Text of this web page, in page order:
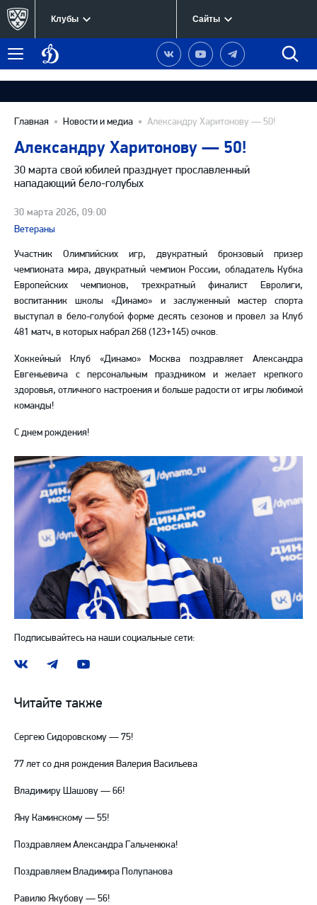
Клубы Сайты
Меню
Динамо
Москва
Наша
группа
Вконтакте
Наш
канал
YouTube
Наш
канал
Telegram
Главная Новости и медиа Александру Харитонову — 50!
Александру Харитонову — 50!
30 марта свой юбилей празднует прославленный
нападающий бело-голубых
30 марта 2026, 09:00
Ветераны
Участник Олимпийских игр, двукратный бронзовый призер
чемпионата мира, двукратный чемпион России, обладатель Кубка
Европейских чемпионов, трехкратный финалист Евролиги,
воспитанник школы «Динамо» и заслуженный мастер спорта
выступал в бело-голубой форме десять сезонов и провел за Клуб
481 матч, в которых набрал 268 (123+145) очков.
Хоккейный Клуб «Динамо» Москва поздравляет Александра
Евгеньевича с персональным праздником и желает крепкого
здоровья, отличного настроения и больше радости от игры любимой
команды!
С днем рождения!
Подписывайтесь на наши социальные сети:
Наша
ВКонтакте
Наш
в
Telegram
Наш
YouTube
Читайте также
Сергею Сидоровскому — 75!
77 лет со дня рождения Валерия Васильева
Владимиру Шашову — 66!
Яну Каминскому — 55!
Поздравляем Александра Гальченюка!
Поздравляем Владимира Полупанова
Равилю Якубову — 56!